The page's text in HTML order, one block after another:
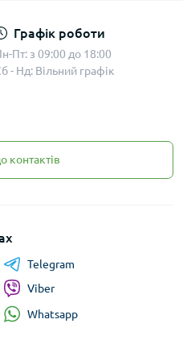
Графік роботи
Пт: з 09:00 до 18:00
- Нд: Вільний графік
контактів
Telegram
Viber
Whatsapp